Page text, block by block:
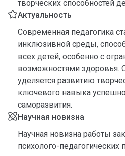
творческих способностей
Актуальность
Современная педагогика
инклюзивной среды,
всех детей, особенно с
возможностями здоровья.
уделяется развитию
ключевого навыка
саморазвития.
Научная новизна
Научная новизна работы
психолого-педагогических